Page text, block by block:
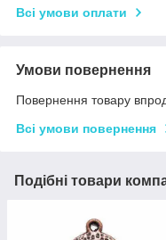
Всі умови оплати
Умови повернення
Повернення товару
Всі умови повернення
Подібні товари